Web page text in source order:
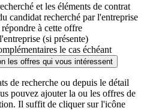
et les éléments de contrat
candidat recherché par l'entreprise
à cette offre
(si présente)
le cas échéant
les offres qui vous intéressent
de recherche ou depuis le détail
pouvez ajouter la ou les offres de
Il suffit de cliquer sur l'icône